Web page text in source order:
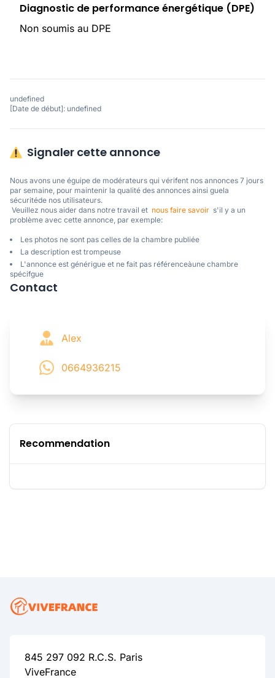
Diagnostic de performance énergétique (DPE)
Non soumis au DPE
undefined
[Date de début]: undefined
Signaler cette annonce
Nous avons une éguipe de modérateurs qui vérifent nos annonces 7 jours
par semaine, pour maintenir la qualité des annonces ainsi guela
sécuritéde nos utilisateurs.
Veuillez nous aider dans notre travail et nous faire savoir
  s'il y a un
problème avec cette annonce, par exemple:
Les photos ne sont pas celles de la chambre publiée
La description est trompeuse
L'annonce est générigue et ne fait pas référenceàune chambre
spécifgue
Contact
Alex
0664936215
Recommendation
845 297 092 R.C.S. Paris
ViveFrance